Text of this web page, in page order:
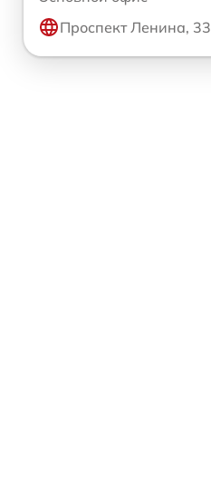
Проспект Ленина, 33